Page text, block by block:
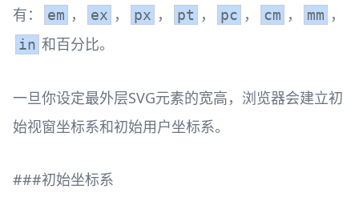
有：
em ， ex ， px ， pt ， pc ， cm ， mm ，
in 和百分比。
一旦你设定最外层SVG元素的宽高，浏览器会建立初
始视窗坐标系和初始用户坐标系。
###初始坐标系